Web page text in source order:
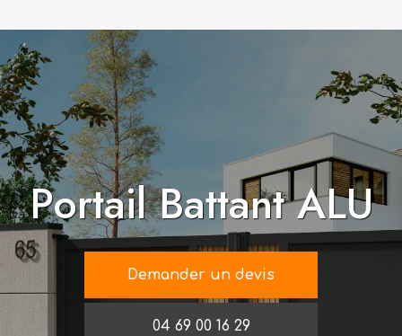
Portail Battant ALU
Demander un devis
04 69 00 16 29